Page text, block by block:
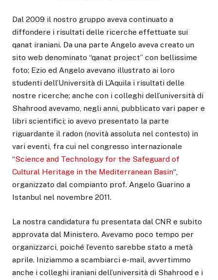
Dal 2009 il nostro gruppo aveva continuato a
diffondere i risultati delle ricerche effettuate sui
qanat iraniani. Da una parte Angelo aveva creato un
sito web denominato “qanat project” con bellissime
foto; Ezio ed Angelo avevano illustrato ai loro
studenti dell’Università di L’Aquila i risultati delle
nostre ricerche; anche con i colleghi dell’università di
Shahrood avevamo, negli anni, pubblicato vari paper e
libri scientifici; io avevo presentato la parte
riguardante il radon (novità assoluta nel contesto) in
vari eventi, fra cui nel congresso internazionale
“Science and Technology for the Safeguard of
Cultural Heritage in the Mediterranean Basin“,
organizzato dal compianto prof. Angelo Guarino a
Istanbul nel novembre 2011.
La nostra candidatura fu presentata dal CNR e subito
approvata dal Ministero. Avevamo poco tempo per
organizzarci, poiché l’evento sarebbe stato a metà
aprile. Iniziammo a scambiarci e-mail, avvertimmo
anche i colleghi iraniani dell’università di Shahrood e i